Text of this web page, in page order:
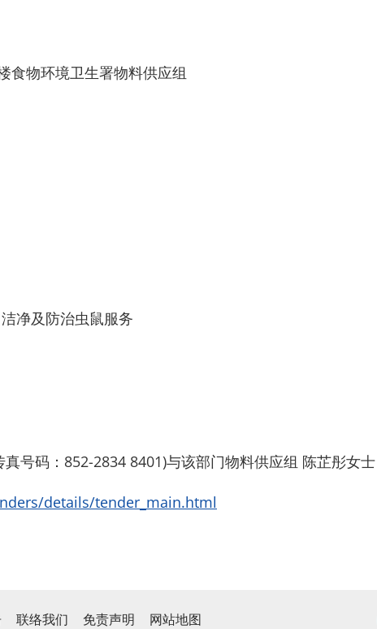
食物环境卫生署物料供应组
净及防治虫鼠服务
号码：852-2834 8401)与该部门物料供应组 陈芷彤女
details/tender_main.html
联络我们 免责声明 网站地图